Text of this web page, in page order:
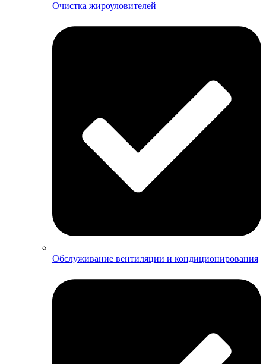
Очистка жироуловителей
Обслуживание вентиляции и кондиционирования